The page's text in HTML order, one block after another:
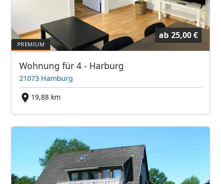
ab 25,00 €
Wohnung für 4 - Harburg
21073 Hamburg
19,88 km